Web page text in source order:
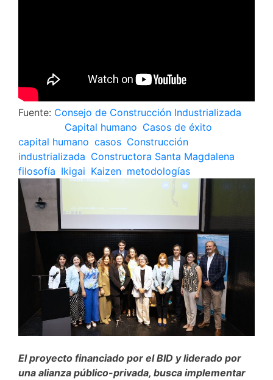
Fuente: Consejo de Construcción Industrializada
Capital humano Casos de éxito
capital humano casos Construcción
industrializada Constructora Santa Magdalena
filosofía Ikigai Kaizen metodologías
El proyecto financiado por el BID y liderado por
una alianza público-privada, busca implementar